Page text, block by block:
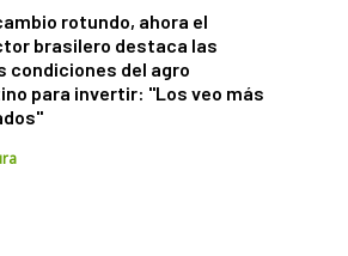
rotundo, ahora el
brasilero destaca las
condiciones del agro
para invertir: "Los veo más